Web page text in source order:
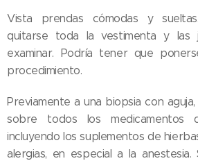
Vista prendas cómodas y
quitarse toda la vestimenta y
examinar. Podría tener que
procedimiento.
Previamente a una biopsia con
sobre todos los medicamentos
incluyendo los suplementos de
alergias, en especial a la